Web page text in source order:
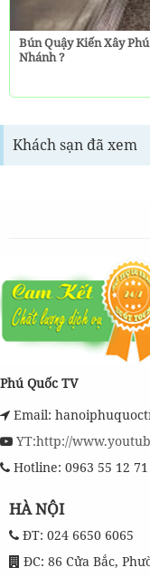
Bún Quậy Kiến Xây
Nhánh ?
Khách sạn đã xem
Phú Quốc TV
Email:
YT:http://
Hotline: 0963 55 12 71
HÀ NỘI
ĐT: 024 6650 6065
ĐC: 86 Cửa Bắc,